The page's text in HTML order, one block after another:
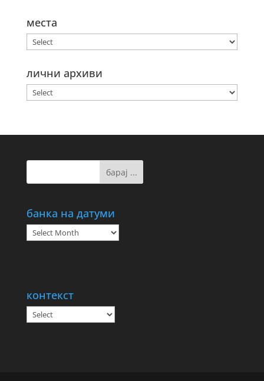
места
лични архиви
банка на датуми
банка
на
контекст